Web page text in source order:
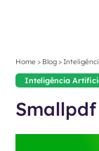
Home> Blog>
Inteligência